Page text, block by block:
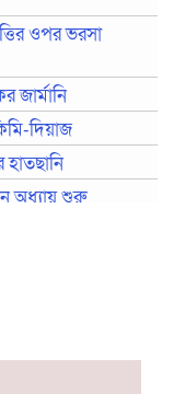
ওপর ভরসা
জার্মানি
দিয়াজ
হাতছানি
অধ্যায় শুরু